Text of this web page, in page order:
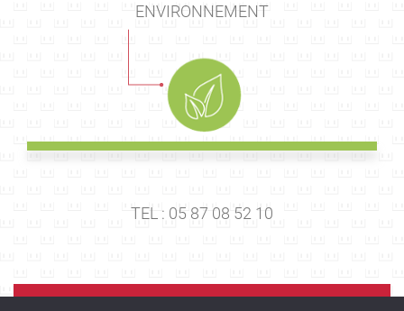
ENVIRONNEMENT
TEL : 05 87 08 52 10
E-MAIL :rts@tegma.fr